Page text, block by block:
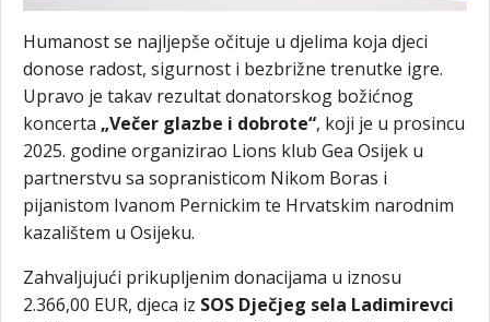
Humanost se najljepše očituje u djelima koja djeci
donose radost, sigurnost i bezbrižne trenutke igre.
Upravo je takav rezultat donatorskog božićnog
koncerta „Večer glazbe i dobrote“, koji je u prosincu
2025. godine organizirao Lions klub Gea Osijek u
partnerstvu sa sopranisticom Nikom Boras i
pijanistom Ivanom Pernickim te Hrvatskim narodnim
kazalištem u Osijeku.
Zahvaljujući prikupljenim donacijama u iznosu
2.366,00 EUR, djeca iz SOS Dječjeg sela Ladimirevci